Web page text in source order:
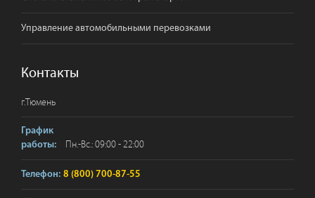
Управление автомобильными перевозками
Контакты
г.Тюмень
График
работы:
Пн.-Вс.: 09:00 - 22:00
Телефон: 8 (800) 700-87-55